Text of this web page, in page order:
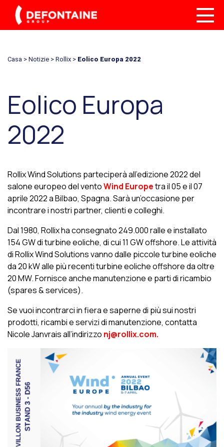
Casa > Notizie > Rollix > Eolico Europa 2022
Eolico Europa
2022
Rollix Wind Solutions parteciperà all’edizione 2022 del
salone europeo del ventoWind Europetra il 05 e il 07
aprile 2022 a Bilbao, Spagna. Sarà un’occasione per
incontrare i nostri partner, clienti e colleghi.
Dal 1980, Rollix ha consegnato 249.000 ralle e installato
154 GW di turbine eoliche, di cui 11 GW offshore. Le attività
di Rollix Wind Solutions vanno dalle piccole turbine eoliche
da 20 kW alle più recenti turbine eoliche offshore da oltre
20 MW. Fornisce anche manutenzione e parti di ricambio
(spares & services).
Se vuoi incontrarci in fiera e saperne di più sui nostri
prodotti, ricambi e servizi di manutenzione, contatta
Nicole Janvrais all’indirizzo nj@rollix.com.